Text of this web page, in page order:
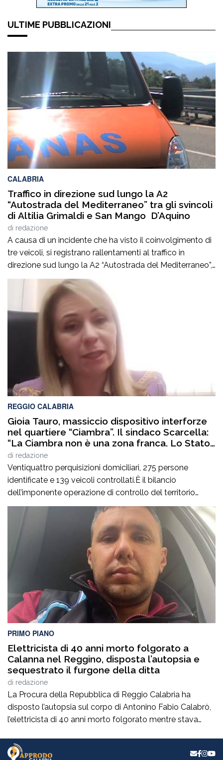
ULTIME PUBBLICAZIONI
CALABRIA
Traffico in direzione sud lungo la A2
“Autostrada del Mediterraneo” tra gli svincoli
di Altilia Grimaldi e San Mango D’Aquino
di redazione
A causa di un incidente che ha visto il coinvolgimento di
tre veicoli, si registrano rallentamenti al traffico in
direzione sud lungo la A2 “Autostrada del Mediterraneo”,
nel tratto compreso tra gli svincoli di Altilia Grimaldi (CS)
e San Mango D’Aquino (CZ). Sul posto è intervenuto il
personale Anas, il 118 e il soccorso meccanico […]
REGGIO CALABRIA
Gioia Tauro, massiccio dispositivo interforze
nel quartiere “Ciambra”. Il sindaco Scarcella:
“La Ciambra non è una zona franca. Lo Stato
c’è e si vede”
di redazione
Ventiquattro perquisizioni domiciliari, 275 persone
identificate e 139 veicoli controllati.È il bilancio
dell’imponente operazione di controllo del territorio
condotta il7 agosto nel quartiere Ciambra di Gioia Tauro,
nell’ambito di un servizio straordinario ad “Alto Impatto”
disposto per rafforzare la presenza delle istituzioni e
contrastare ogni forma di illegalità. Un’azione massiccia
e coordinata che ha visto […]
PRIMO PIANO
Elettricista di 40 anni morto folgorato a
Calanna nel Reggino, disposta l’autopsia e
sequestrato il furgone della ditta
di redazione
La Procura della Repubblica di Reggio Calabria ha
disposto l’autopsia sul corpo di Antonino Fabio Calabrò,
l’elettricista di 40 anni morto folgorato mentre stava
di Calanna. Le indagini, coordinate dalla Procura guidata
da Giuseppe Borrelli, sono affidate ai carabinieri, che